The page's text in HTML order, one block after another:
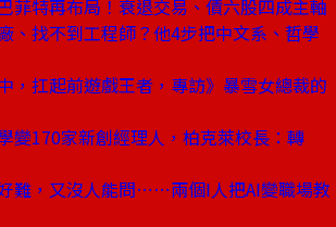
菲特再布局！衰退交易、債六股四成主軸
、找不到工程師？他4步把中文系、哲學
，扛起前遊戲王者，專訪》暴雪女總裁的
變170家新創經理人，柏克萊校長：轉
難，又沒人能問⋯⋯兩個I人把AI變職場教